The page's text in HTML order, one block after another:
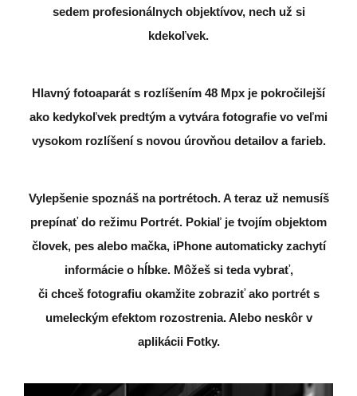
sedem profesionálnych objektívov, nech už si
kdekoľvek.
Hlavný fotoaparát s rozlíšením 48 Mpx je pokročilejší
ako kedykoľvek predtým a vytvára fotografie vo veľmi
vysokom rozlíšení s novou úrovňou detailov a farieb.
Vylepšenie spoznáš na portrétoch.A teraz už nemusíš
prepínať do režimu Portrét. Pokiaľ je tvojím objektom
človek, pes alebo mačka, iPhone automaticky zachytí
informácie o hĺbke. Môžeš si teda vybrať,
či chceš fotografiu okamžite zobraziť ako portrét s
umeleckým efektom rozostrenia. Alebo neskôr v
aplikácii Fotky.